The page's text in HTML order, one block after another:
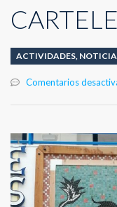
ACTIVIDADES,
Comentarios